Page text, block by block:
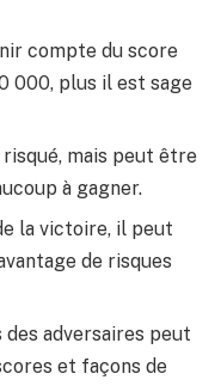
compte du score
000, plus il est sage
mais peut être
à gagner.
la victoire, il peut
de risques
adversaires peut
et façons de